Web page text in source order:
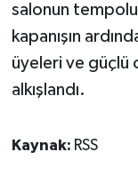
salonun
kapanışın
üyeleri ve güçlü
alkışlandı.
Kaynak: RSS